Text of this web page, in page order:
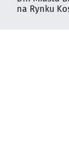
na Rynku